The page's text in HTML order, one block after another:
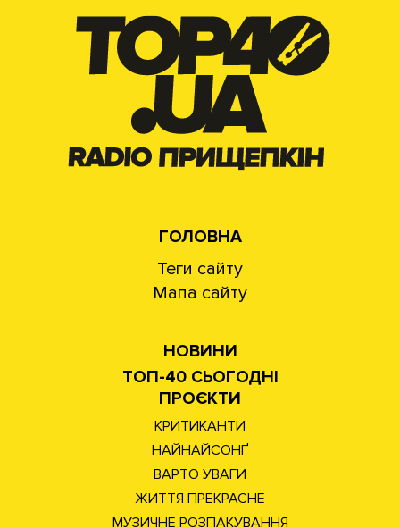
ГОЛОВНА
Теги сайту
Мапа сайту
НОВИНИ
ТОП-40 СЬОГОДНІ
ПРОЄКТИ
КРИТИКАНТИ
НАЙНАЙСОНҐ
ВАРТО УВАГИ
ЖИТТЯ ПРЕКРАСНЕ
МУЗИЧНЕ РОЗПАКУВАННЯ